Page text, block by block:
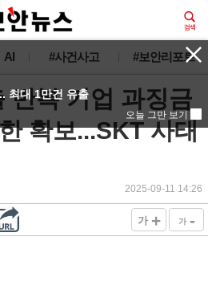
AI #사건사고 #보안리포트
반복 기업 과징금
확보...SKT 사태
2025-09-11 14:26
가 + 가 -
최대 1만건 유출
오늘 그만 보기